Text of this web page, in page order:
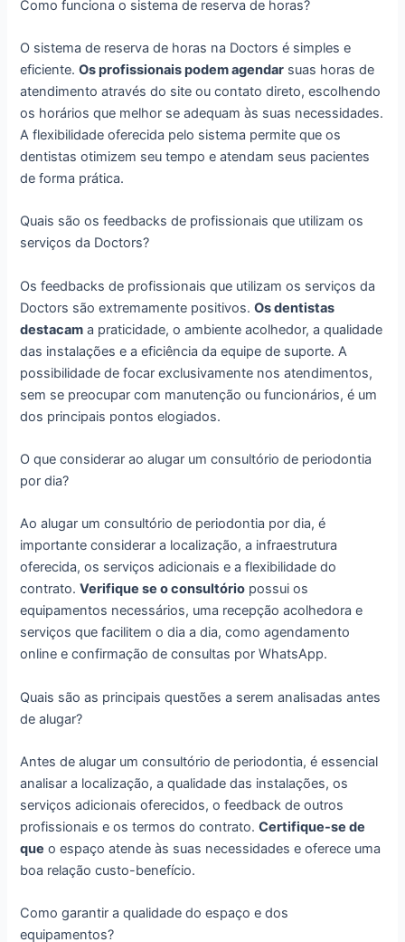
Como funciona o sistema de reserva de horas?
O sistema de reserva de horas na Doctors é simples e
eficiente.Os profissionais podem agendar suas horas de
atendimento através do site ou contato direto, escolhendo
os horários que melhor se adequam às suas necessidades.
A flexibilidade oferecida pelo sistema permite que os
dentistas otimizem seu tempo e atendam seus pacientes
de forma prática.
Quais são os feedbacks de profissionais que utilizam os
serviços da Doctors?
Os feedbacks de profissionais que utilizam os serviços da
Doctors são extremamente positivos.Os dentistas
destacam a praticidade, o ambiente acolhedor, a qualidade
das instalações e a eficiência da equipe de suporte. A
possibilidade de focar exclusivamente nos atendimentos,
sem se preocupar com manutenção ou funcionários, é um
dos principais pontos elogiados.
O que considerar ao alugar um consultório de periodontia
por dia?
Ao alugar um consultório de periodontia por dia, é
importante considerar a localização, a infraestrutura
oferecida, os serviços adicionais e a flexibilidade do
contrato.Verifique se o consultório possui os
equipamentos necessários, uma recepção acolhedora e
serviços que facilitem o dia a dia, como agendamento
online e confirmação de consultas por WhatsApp.
Quais são as principais questões a serem analisadas antes
de alugar?
Antes de alugar um consultório de periodontia, é essencial
analisar a localização, a qualidade das instalações, os
serviços adicionais oferecidos, o feedback de outros
profissionais e os termos do contrato.Certifique-se de
que o espaço atende às suas necessidades e oferece uma
boa relação custo-benefício.
Como garantir a qualidade do espaço e dos
equipamentos?